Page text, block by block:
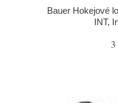
Bauer Hokejové
INT,